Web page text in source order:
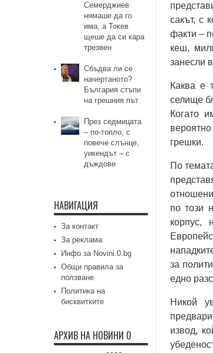
сакът, с
факти –
кеш,
занесли
Каква е
селище
Когато
грешки.
По
по този
корпус,
за
едно
Никой
извод,
Семерджиев
нямаше да го
има, а Токев
щеше да си кара
трезвен
Сбъдва ли се
начертаното?
България стъпи
на грешния път
През седмицата
– по-топло, с
повече слънце,
уикендът – с
дъждове
НАВИГАЦИЯ
За контакт
За реклама
Инфо за Novini.0.bg
Общи правила за
ползване
Политика на
бисквитките
АРХИВ НА НОВИНИ 0